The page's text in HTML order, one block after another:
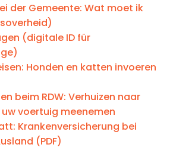
der Gemeente: Wat moet ik
(digitale ID für
Honden en katten invoeren
beim RDW: Verhuizen naar
voertuig meenemen
Krankenversicherung bei
(PDF)